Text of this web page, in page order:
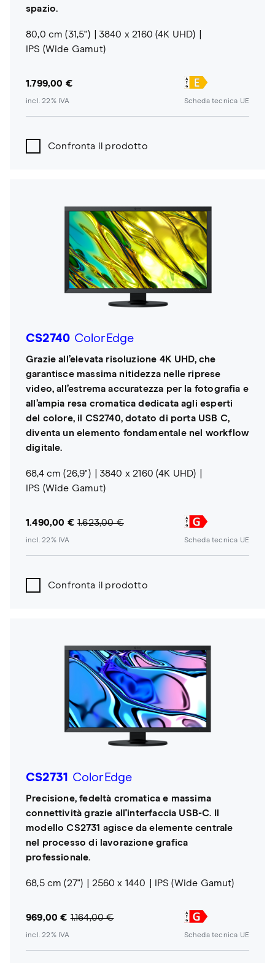
spazio.
80,0 cm (31,5")
3840 x 2160 (4K UHD)
IPS (Wide Gamut)
1.799,00 €
incl. 22% IVA Scheda tecnica UE
Confronta il prodotto
CS2740 ColorEdge
Grazie all’elevata risoluzione 4K UHD, che
garantisce massima nitidezza nelle riprese
video, all’estrema accuratezza per la fotografia e
all’ampia resa cromatica dedicata agli esperti
del colore, il CS2740, dotato di porta USB C,
diventa un elemento fondamentale nel workflow
digitale.
68,4 cm (26,9")
3840 x 2160 (4K UHD)
IPS (Wide Gamut)
1.490,00 € 1.623,00 €
incl. 22% IVA Scheda tecnica UE
Confronta il prodotto
CS2731 ColorEdge
Precisione, fedeltà cromatica e massima
connettività grazie all'interfaccia USB-C. Il
modello CS2731 agisce da elemente centrale
nel processo di lavorazione grafica
professionale.
68,5 cm (27") 2560 x 1440 IPS (Wide Gamut)
969,00 € 1.164,00 €
incl. 22% IVA Scheda tecnica UE